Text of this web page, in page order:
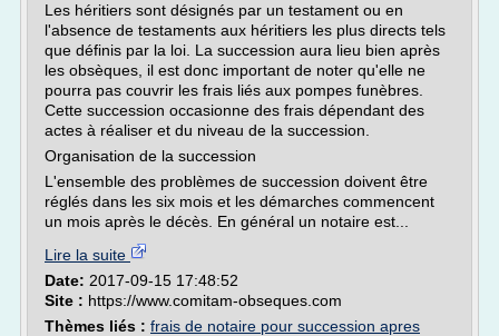
Les héritiers sont désignés par un testament ou en
l'absence de testaments aux héritiers les plus directs tels
que définis par la loi. La succession aura lieu bien après
les obsèques, il est donc important de noter qu'elle ne
pourra pas couvrir les frais liés aux pompes funèbres.
Cette succession occasionne des frais dépendant des
actes à réaliser et du niveau de la succession.
Organisation de la succession
L'ensemble des problèmes de succession doivent être
réglés dans les six mois et les démarches commencent
un mois après le décès. En général un notaire est...
Lire la suite
Date: 2017-09-15 17:48:52
Site : https://www.comitam-obseques.com
Thèmes liés : frais de notaire pour succession apres